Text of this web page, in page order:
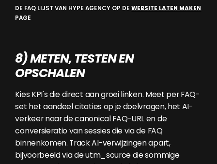
DE FAQ LIJST VAN HYPE AGENCY OP DEWEBSITE LATEN MAKEN
PAGE
8) METEN, TESTEN EN
OPSCHALEN
Kies KPI's die direct aan groei linken. Meet per FAQ-
set het aandeel citaties op je doelvragen, het AI-
verkeer naar de canonical FAQ-URL en de
conversieratio van sessies die via de FAQ
binnenkomen. Track AI-verwijzingen apart,
bijvoorbeeld via de utm_source die sommige